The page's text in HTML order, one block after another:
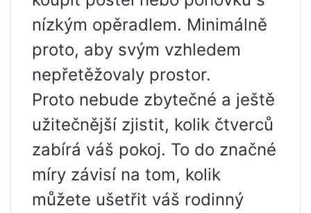
nízkým opěradlem. Minimálně
proto, aby svým vzhledem
nepřetěžovaly prostor.
Proto nebude zbytečné a ještě
užitečnější zjistit, kolik čtverců
zabírá váš pokoj. To do značné
míry závisí na tom, kolik
můžete ušetřit váš rodinný